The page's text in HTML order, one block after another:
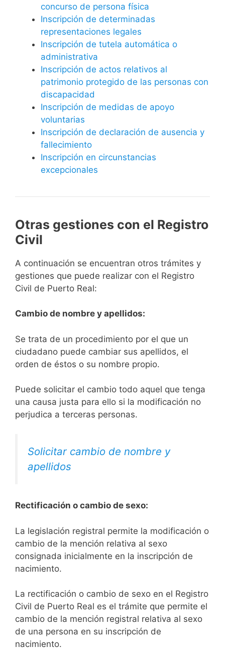
concurso de persona física
Inscripción de determinadas
representaciones legales
Inscripción de tutela automática o
administrativa
Inscripción de actos relativos al
patrimonio protegido de las personas con
discapacidad
Inscripción de medidas de apoyo
voluntarias
Inscripción de declaración de ausencia y
fallecimiento
Inscripción en circunstancias
excepcionales
Otras gestiones con el Registro
Civil
A continuación se encuentran otros trámites y
gestiones que puede realizar con el Registro
Civil de Puerto Real:
Cambio de nombre y apellidos:
Se trata de un procedimiento por el que un
ciudadano puede cambiar sus apellidos, el
orden de éstos o su nombre propio.
Puede solicitar el cambio todo aquel que tenga
una causa justa para ello si la modificación no
perjudica a terceras personas.
Solicitar cambio de nombre y
apellidos
Rectificación o cambio de sexo:
La legislación registral permite la modificación o
cambio de la mención relativa al sexo
consignada inicialmente en la inscripción de
nacimiento.
La rectificación o cambio de sexo en el Registro
Civil de Puerto Real es el trámite que permite el
cambio de la mención registral relativa al sexo
de una persona en su inscripción de
nacimiento.